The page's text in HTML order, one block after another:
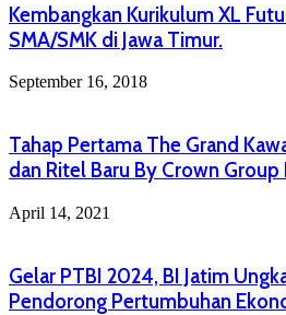
Kembangkan Kurikulum XL
SMA/SMK di Jawa Timur.
September 16, 2018
Tahap Pertama The Grand
dan Ritel Baru By Crown Group
April 14, 2021
Gelar PTBI 2024, BI Jatim
Pendorong Pertumbuhan